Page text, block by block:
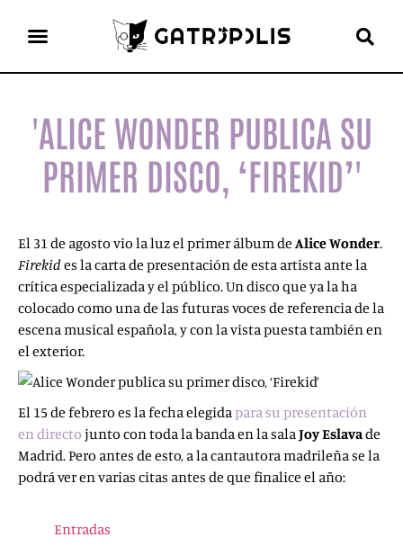
'ALICE WONDER PUBLICA SU
PRIMER DISCO, ‘FIREKID’'
El 31 de agosto vio la luz el primer álbum deAlice Wonder.
Firekid es la carta de presentación de esta artista ante la
crítica especializada y el público. Un disco que ya la ha
colocado como una de las futuras voces de referencia de la
escena musical española, y con la vista puesta también en
el exterior.
El 15 de febrero es la fecha elegidapara su presentación
en directo junto con toda la banda en la salaJoy Eslavade
Madrid. Pero antes de esto, a la cantautora madrileña se la
podrá ver en varias citas antes de que finalice el año:
Entradas